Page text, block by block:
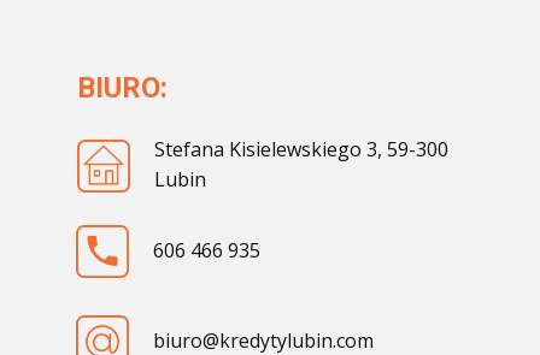
BIURO:
Stefana Kisielewskiego 3, 59-300
Lubin
606 466 935
biuro@kredytylubin.com